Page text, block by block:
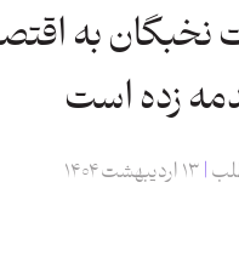
زده است
۱۳ اردیبهشت ۱۴۰۴